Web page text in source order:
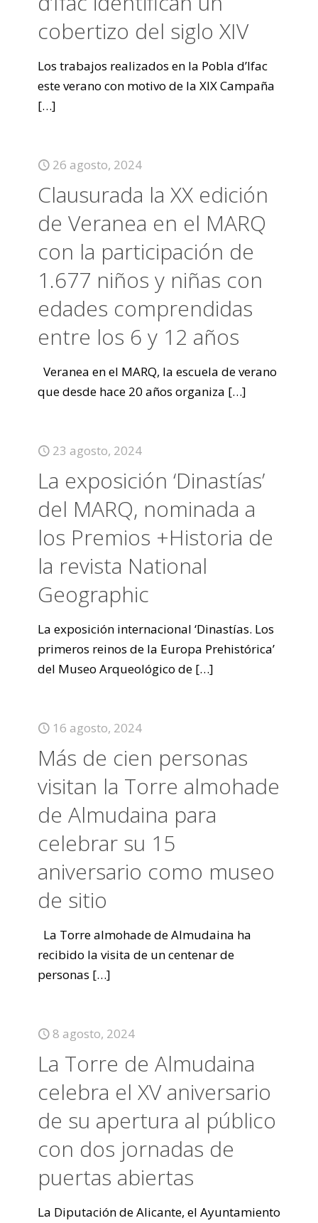
cobertizo del siglo XIV
Los trabajos realizados en la Pobla d’Ifac
este verano con motivo de la XIX Campaña
[…]
26 agosto, 2024
Clausurada la XX edición
de Veranea en el MARQ
con la participación de
1.677 niños y niñas con
edades comprendidas
entre los 6 y 12 años
Veranea en el MARQ, la escuela de verano
que desde hace 20 años organiza […]
23 agosto, 2024
La exposición ‘Dinastías’
del MARQ, nominada a
los Premios +Historia de
la revista National
Geographic
La exposición internacional ‘Dinastías. Los
primeros reinos de la Europa Prehistórica’
del Museo Arqueológico de […]
16 agosto, 2024
Más de cien personas
visitan la Torre almohade
de Almudaina para
celebrar su 15
aniversario como museo
de sitio
La Torre almohade de Almudaina ha
recibido la visita de un centenar de
personas […]
8 agosto, 2024
La Torre de Almudaina
celebra el XV aniversario
de su apertura al público
con dos jornadas de
puertas abiertas
La Diputación de Alicante, el Ayuntamiento